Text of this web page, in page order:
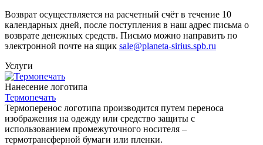
Возврат осуществляется на расчетный счёт в течение 10
календарных дней, после поступления в наш адрес письма о
возврате денежных средств. Письмо можно направить по
электронной почте на ящик sale@planeta-sirius.spb.ru
Услуги
Нанесение логотипа
Термопечать
Термоперенос логотипа производится путем переноса
изображения на одежду или средство защиты с
использованием промежуточного носителя –
термотрансферной бумаги или пленки.